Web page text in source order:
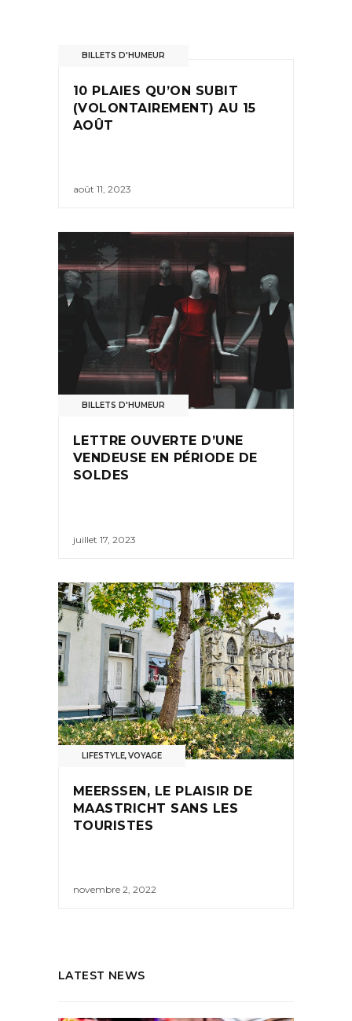
BILLETS D'HUMEUR
10 PLAIES QU’ON SUBIT
(VOLONTAIREMENT) AU 15
AOÛT
août 11, 2023
BILLETS D'HUMEUR
LETTRE OUVERTE D’UNE
VENDEUSE EN PÉRIODE DE
SOLDES
juillet 17, 2023
LIFESTYLE,VOYAGE
MEERSSEN, LE PLAISIR DE
MAASTRICHT SANS LES
TOURISTES
novembre 2, 2022
LATEST NEWS